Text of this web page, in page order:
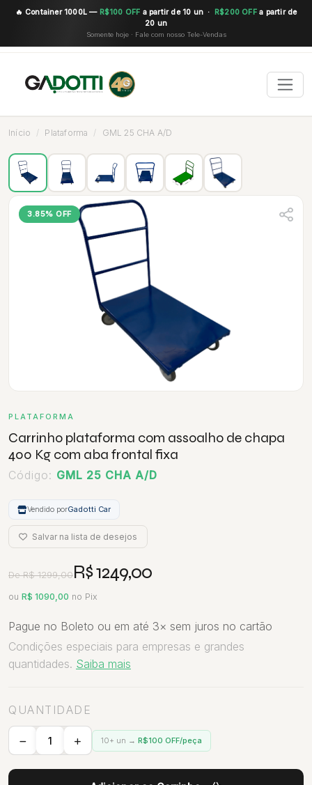
🔥 Container 1000L — R$100 OFF a partir de 10 un · R$200 OFFa partir de
20 un
Somente hoje · Fale com nosso Tele-Vendas
Início Plataforma GML 25 CHA A/D
3.85% OFF
PLATAFORMA
Carrinho plataforma com assoalho de chapa
400 Kg com aba frontal fixa
Código: GML 25 CHA A/D
Vendido porGadotti Car
Salvar na lista de desejos
De R$ 1299,00R$ 1249,00
ou R$ 1090,00 no Pix
Pague no Boleto ou em até 3× sem juros no cartão
Condições especiais para empresas e grandes
quantidades. Saiba mais
QUANTIDADE
10+ un → R$100 OFF/peça